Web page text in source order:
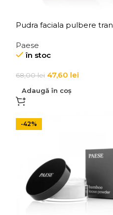
Pudra faciala pulbere
Cloud Under Eye Powder
Paese
în stoc
68,00lei 47,60 lei
Adaugă în coș
-42%